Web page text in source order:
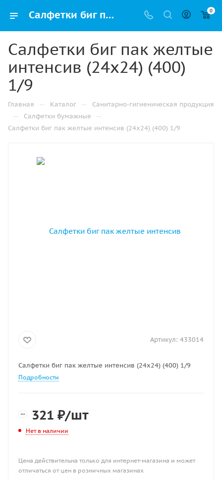
Салфетки биг пак желтые интенсив (24х24) (400) 1/9 купить от производителя в Самаре 0
Салфетки биг пак желтые
интенсив (24х24) (400)
1/9
Главная — Каталог — Санитарно-гигиеническая продукция
— Салфетки бумажные —
Салфетки биг пак желтые интенсив (24х24) (400) 1/9
Артикул: 433014
Салфетки биг пак желтые интенсив (24х24) (400) 1/9
Подробности
321 ₽/шт
Нет в наличии
Цена действительна только для интернет-магазина и может
отличаться от цен в розничных магазинах